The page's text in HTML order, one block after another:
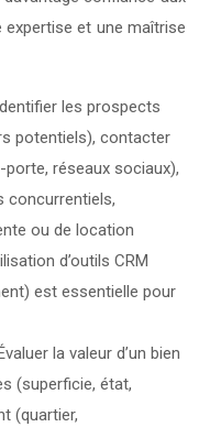
et une maîtrise
les prospects
potentiels), contacter
réseaux sociaux),
concurrentiels,
ou de location
d’outils CRM
est essentielle pour
la valeur d’un bien
(superficie, état,
(quartier,